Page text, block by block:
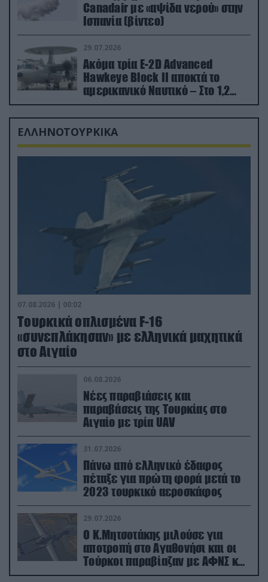
Canadair με «αψίδα νερού» στην
Ισπανία (βίντεο)
29.07.2026
Ακόμα τρία E-2D Advanced
Hawkeye Block II αποκτά το
αμερικανικό Ναυτικό – Στο 1,2
δισ.δολάρια το κόστος
ΕΛΛΗΝΟΤΟΥΡΚΙΚΑ
07.08.2026 | 00:02
Τουρκικά οπλισμένα F-16
«συνεπλάκησαν» με ελληνικά μαχητικά
στο Αιγαίο
06.08.2026
Νέες παραβιάσεις και
παραβάσεις της Τουρκίας στο
Αιγαίο με τρία UAV
31.07.2026
Πάνω από ελληνικό έδαφος
πέταξε για πρώτη φορά μετά το
2023 τουρκικό αεροσκάφος
29.07.2026
Ο Κ.Μητσοτάκης μιλούσε για
αποτροπή στο Αγαθονήσι και οι
Τούρκοι παραβίαζαν με ΑΦΝΣ και
drone